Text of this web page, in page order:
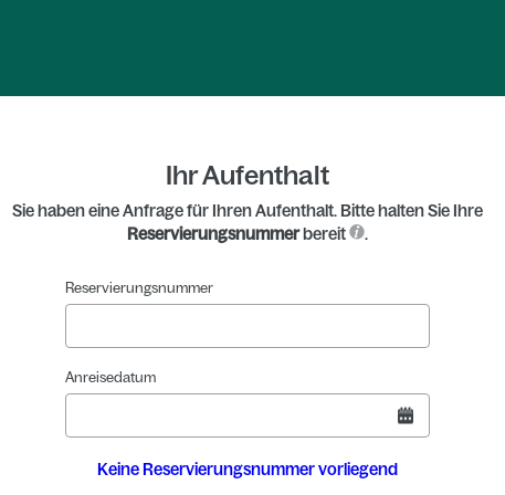
Ihr Aufenthalt
Sie haben eine Anfrage für Ihren Aufenthalt. Bitte halten Sie Ihre
Reservierungsnummerbereit .
Reservierungsnummer
Anreisedatum
Keine Reservierungsnummer vorliegend